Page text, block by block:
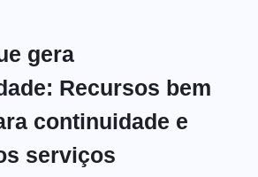
gera
Recursos bem
continuidade e
serviços